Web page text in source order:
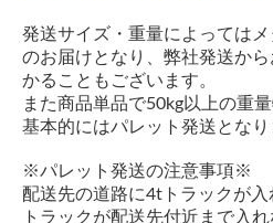
発送サイズ・重量によっては
のお届けとなり、弊社発送か
かることもございます。
また商品単品で50kg以上の重
基本的にはパレット発送となり
※パレット発送の注意事項※
配送先の道路に4tトラックが入
トラックが配送先付近まで入